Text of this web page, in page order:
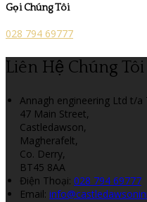
Gọi Chúng Tôi
028 794 69777
Liên Hệ Chúng Tôi
Annagh engineering Ltd t/a
47 Main Street,
Castledawson,
Magherafelt,
Co. Derry,
BT45 8AA
Điện Thoại: 028 794 69777
Email: